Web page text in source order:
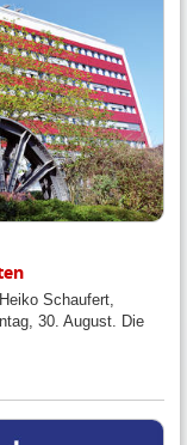
Schaufert,
30. August. Die